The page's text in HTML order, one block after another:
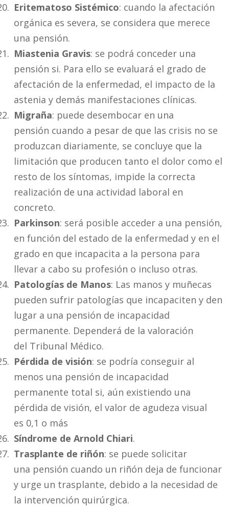
Eritematoso Sistémico: cuando la afectación
orgánica es severa, se considera que merece
una pensión.
Miastenia Gravis: se podrá conceder una
pensión si. Para ello se evaluará el grado de
afectación de la enfermedad, el impacto de la
astenia y demás manifestaciones clínicas.
Migraña: puede desembocar en una
pensión cuando a pesar de que las crisis no se
produzcan diariamente, se concluye que la
limitación que producen tanto el dolor como el
resto de los síntomas, impide la correcta
realización de una actividad laboral en
concreto.
Parkinson: será posible acceder a una pensión,
en función del estado de la enfermedad y en el
grado en que incapacita a la persona para
llevar a cabo su profesión o incluso otras.
Patologías de Manos: Las manos y muñecas
pueden sufrir patologías que incapaciten y den
lugar a una pensión de incapacidad
permanente. Dependerá de la valoración
del Tribunal Médico.
Pérdida de visión: se podría conseguir al
menos una pensión de incapacidad
permanente total si, aún existiendo una
pérdida de visión, el valor de agudeza visual
es 0,1 o más
Síndrome de Arnold Chiari.
Trasplante de riñón: se puede solicitar
una pensión cuando un riñón deja de funcionar
y urge un trasplante, debido a la necesidad de
la intervención quirúrgica.